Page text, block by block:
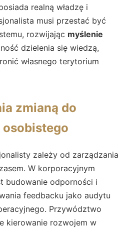
realną władzę i
musi przestać być
rozwijając myślenie
dzielenia się wiedzą,
własnego terytorium
zmianą do
zależy od zarządzania
W korporacyjnym
budowanie odporności i
feedbacku jako audytu
Przywództwo
kierowanie rozwojem w